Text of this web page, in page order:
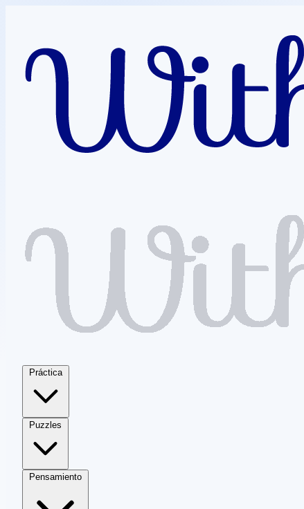
Práctica
Puzzles
Pensamiento